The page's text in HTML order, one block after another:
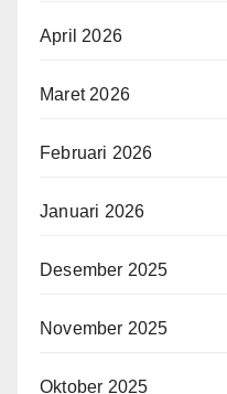
April 2026
Maret 2026
Februari 2026
Januari 2026
Desember 2025
November 2025
Oktober 2025